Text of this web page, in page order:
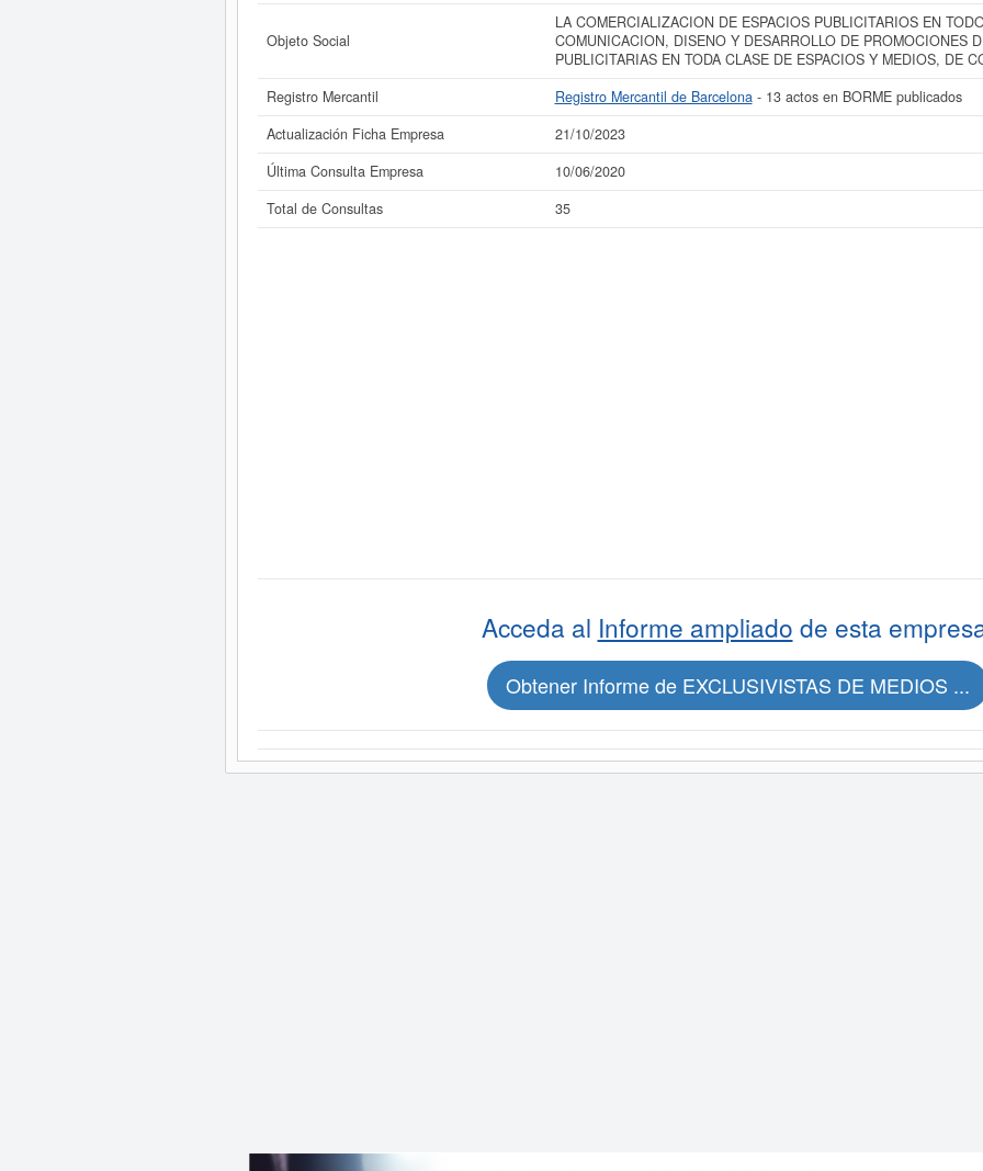
Objeto Social
LA COMERCIALIZACION DE ESPACIOS PUBLICITARIOS EN
COMUNICACION, DISENO Y DESARROLLO DE PROMOCIONES
PUBLICITARIAS EN TODA CLASE DE ESPACIOS Y MEDIOS, DE
Registro Mercantil
Registro Mercantil de Barcelona- 13 actos en BORME publicados
Actualización Ficha Empresa
21/10/2023
Última Consulta Empresa
10/06/2020
Total de Consultas
35
Acceda al Informe ampliado de esta
Obtener Informe de EXCLUSIVISTAS DE MEDIOS ...